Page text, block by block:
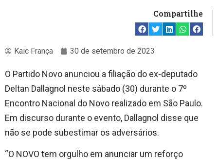
Compartilhe
Kaic França 30 de setembro de 2023
O Partido Novo anunciou a filiação do ex-deputado
Deltan Dallagnol neste sábado (30) durante o 7º
Encontro Nacional do Novo realizado em São Paulo.
Em discurso durante o evento, Dallagnol disse que
não se pode subestimar os adversários.
“O NOVO tem orgulho em anunciar um reforço